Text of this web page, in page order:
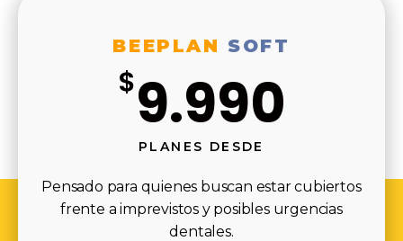
BEEPLAN SOFT
$9.990
PLANES DESDE
Pensado para quienes buscan estar cubiertos
frente a imprevistos y posibles urgencias
dentales.